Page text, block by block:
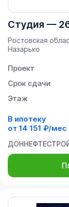
Студия —
Ростовская
Назарько
Проект
Срок сдачи
Этаж
В ипотеку
от 14 151 ₽/мес